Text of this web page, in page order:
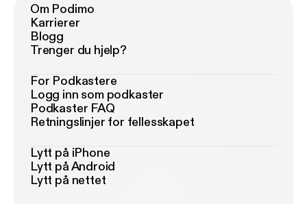
Om Podimo
Karrierer
Blogg
Trenger du hjelp?
For Podkastere
Logg inn som podkaster
Podkaster FAQ
Retningslinjer for fellesskapet
Lytt på iPhone
Lytt på Android
Lytt på nettet